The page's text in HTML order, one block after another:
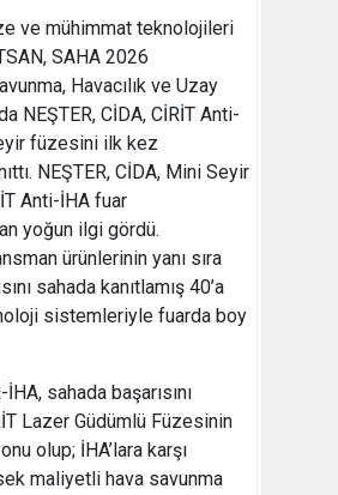
ve mühimmat teknolojileri
SAHA 2026
Havacılık ve Uzay
NEŞTER, CİDA, CİRİT Anti-
füzesini ilk kez
NEŞTER, CİDA, Mini Seyir
Anti-İHA fuar
yoğun ilgi gördü.
ürünlerinin yanı sıra
sahada kanıtlamış 40’a
sistemleriyle fuarda boy
sahada başarısını
Lazer Güdümlü Füzesinin
olup; İHA’lara karşı
maliyetli hava savunma